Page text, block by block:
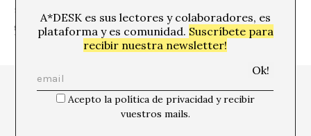
SHARE
A*DESK es sus lectores y colaboradores, es
plataforma y es comunidad. Suscríbete para
recibir nuestra newsletter!
Acepto la política de privacidad y recibir
vuestros mails.